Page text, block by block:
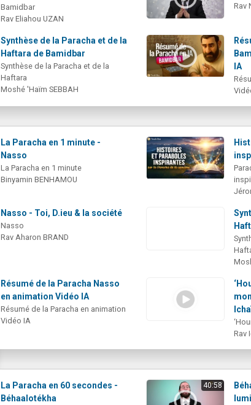
Bamidbar
Rav Eliahou UZAN
Rav
Synthèse de la Paracha et de la
Haftara de Bamidbar
Synthèse de la Paracha et de la
Haftara
Moshé 'Haïm SEBBAH
IA
La Paracha en 1 minute -
Nasso
La Paracha en 1 minute
Binyamin BENHAMOU
Nasso - Toi, D.ieu & la société
Nasso
Rav Aharon BRAND
Résumé de la Paracha Nasso
en animation Vidéo IA
Résumé de la Paracha en animation
Vidéo IA
Rav
La Paracha en 60 secondes -
Béhaalotékha
40:58